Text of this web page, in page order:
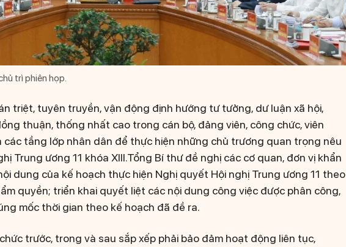
trì phiên họp.
triệt, tuyên truyền, vận động định hướng tư tưởng, dư luận xã hội,
thuận, thống nhất cao trong cán bộ, đảng viên, công chức, viên
các tầng lớp nhân dân để thực hiện những chủ trương quan trọng nêu
Trung ương 11 khóa XIII.Tổng Bí thư đề nghị các cơ quan, đơn vị khẩn
dung của kế hoạch thực hiện Nghị quyết Hội nghị Trung ương 11 theo
quyền; triển khai quyết liệt các nội dung công việc được phân công,
mốc thời gian theo kế hoạch đã đề ra.
trước, trong và sau sắp xếp phải bảo đảm hoạt động liên tục,